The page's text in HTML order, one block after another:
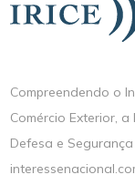
Compreendendo o
Comércio Exterior,
Defesa e